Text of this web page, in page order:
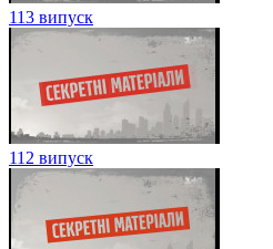
113 випуск
112 випуск